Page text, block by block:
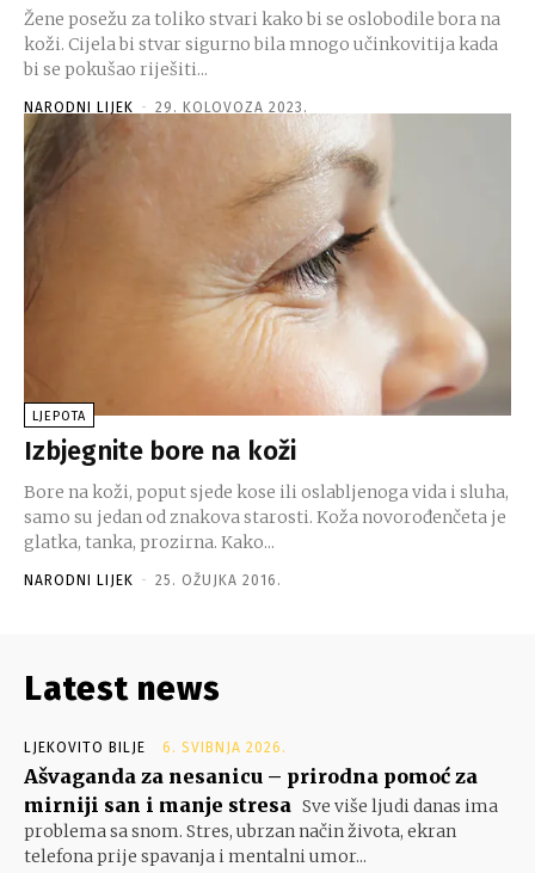
Žene posežu za toliko stvari kako bi se oslobodile bora na
koži. Cijela bi stvar sigurno bila mnogo učinkovitija kada
bi se pokušao riješiti...
NARODNI LIJEK - 29. KOLOVOZA 2023.
LJEPOTA
Izbjegnite bore na koži
Bore na koži, poput sjede kose ili oslabljenoga vida i sluha,
samo su jedan od znakova starosti. Koža novorođenčeta je
glatka, tanka, prozirna. Kako...
NARODNI LIJEK - 25. OŽUJKA 2016.
Latest news
LJEKOVITO BILJE 6. SVIBNJA 2026.
Ašvaganda za nesanicu – prirodna pomoć za
mirniji san i manje stresa Sve više ljudi danas ima
problema sa snom. Stres, ubrzan način života, ekran
telefona prije spavanja i mentalni umor...